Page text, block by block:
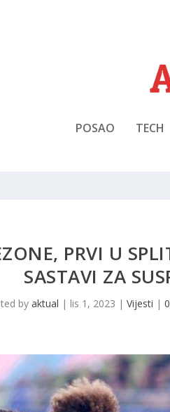
POSAO TECH
PRVI U
SASTAVI ZA
byaktual | lis 1, 2023 |Vijesti |